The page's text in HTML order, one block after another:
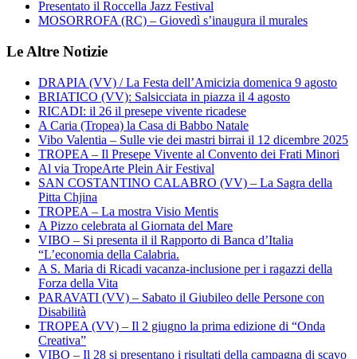
Presentato il Roccella Jazz Festival
MOSORROFA (RC) – Giovedì s’inaugura il murales
Le Altre Notizie
DRAPIA (VV) / La Festa dell’Amicizia domenica 9 agosto
BRIATICO (VV): Salsicciata in piazza il 4 agosto
RICADI: il 26 il presepe vivente ricadese
A Caria (Tropea) la Casa di Babbo Natale
Vibo Valentia – Sulle vie dei mastri birrai il 12 dicembre 2025
TROPEA – Il Presepe Vivente al Convento dei Frati Minori
Al via TropeArte Plein Air Festival
SAN COSTANTINO CALABRO (VV) – La Sagra della
Pitta Chjina
TROPEA – La mostra Visio Mentis
A Pizzo celebrata al Giornata del Mare
VIBO – Si presenta il il Rapporto di Banca d’Italia
“L’economia della Calabria.
A S. Maria di Ricadi vacanza-inclusione per i ragazzi della
Forza della Vita
PARAVATI (VV) – Sabato il Giubileo delle Persone con
Disabilità
TROPEA (VV) – Il 2 giugno la prima edizione di “Onda
Creativa”
VIBO – Il 28 si presentano i risultati della campagna di scavo